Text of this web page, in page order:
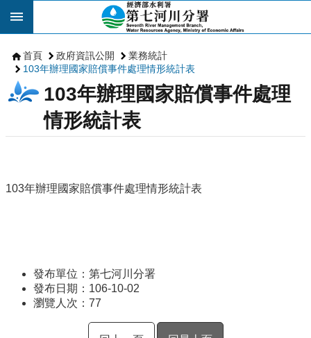
跳到主要內容區塊
首頁 政府資訊公開
業務統計
103年辦理國家賠償事件處理情形統計表
103年辦理國家賠償事件處理
情形統計表
103年辦理國家賠償事件處理情形統計表
發布單位：第七河川分署
發布日期：106-10-02
瀏覽人次： 77